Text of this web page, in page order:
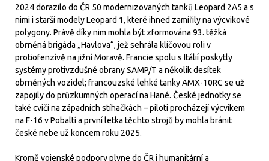
2024 dorazilo do ČR 50 modernizovaných tanků Leopard 2A5 a s
nimi i starší modely Leopard 1, které ihned zamířily na výcvikové
polygony. Právě díky nim mohla být zformována 93. těžká
obrněná brigáda „Havlova“, jež sehrála klíčovou roli v
protiofenzívě na jižní Moravě. Francie spolu s Itálií poskytly
systémy protivzdušné obrany SAMP/T a několik desítek
obrněných vozidel; francouzské lehké tanky AMX-10RC se už
zapojily do průzkumných operací na Hané. České jednotky se
také cvičí na západních stíhačkách – piloti procházejí výcvikem
na F-16 v Pobaltí a první letka těchto strojů by mohla bránit
české nebe už koncem roku 2025.
Kromě vojenské podpory plyne do ČR i humanitární a